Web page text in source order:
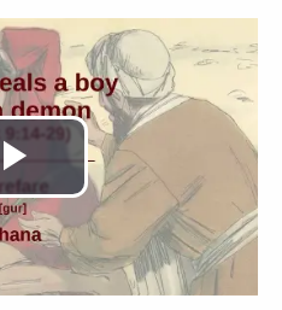
Lire
la